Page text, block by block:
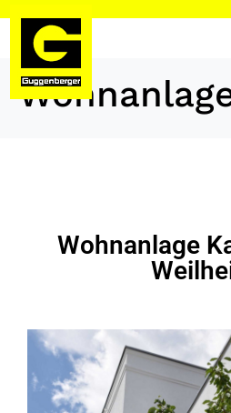
Wohnanlage